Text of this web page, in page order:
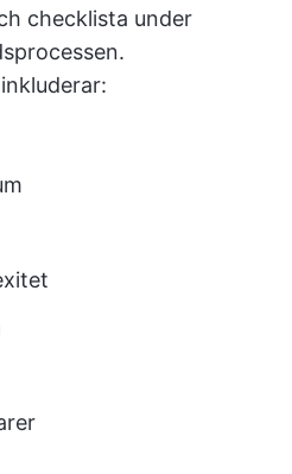
checklista under